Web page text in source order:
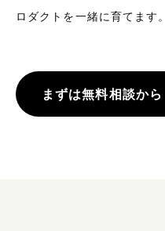
ロダクトを一緒に育てます。
まずは無料相談から